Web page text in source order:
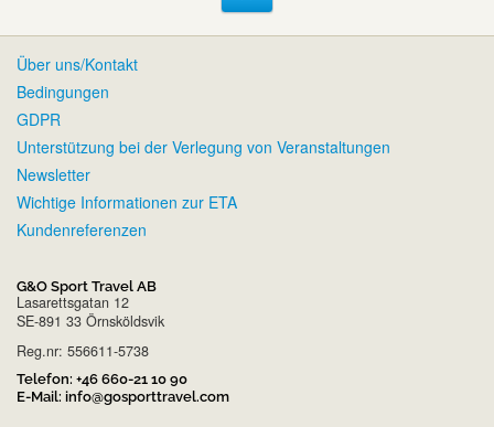
Über uns/Kontakt
Bedingungen
GDPR
Unterstützung bei der Verlegung von Veranstaltungen
Newsletter
Wichtige Informationen zur ETA
Kundenreferenzen
G&O Sport Travel AB
Lasarettsgatan 12
SE-891 33 Örnsköldsvik
Reg.nr: 556611-5738
Telefon: +46 660-21 10 90
E-Mail: info@gosporttravel.com